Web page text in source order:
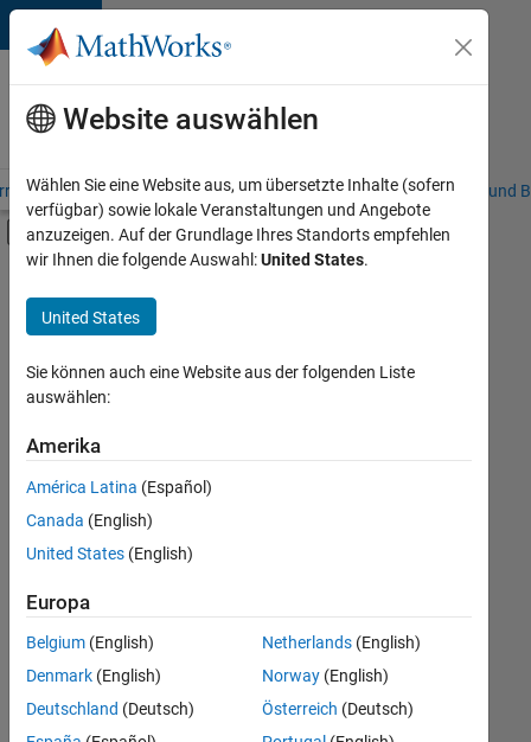
Weiter zum Inhalt
Karriere
bei
MathWorks
– Übersicht Stellensuche Niederlassungen Studierende und
Umschaltung für Off-Canvas-
Hauptinhalt
Product Development
Quality Engineering
Release Engineering
+2
Derzeit
es
keine
offenen
Stellen,
Ihren
Suchkriterien
entsprechen.
können
Website auswählen
Wählen Sie eine Website aus, um übersetzte Inhalte (sofern
verfügbar) sowie lokale Veranstaltungen und Angebote
anzuzeigen. Auf der Grundlage Ihres Standorts empfehlen
wir Ihnen die folgende Auswahl:United States.
United States
Sie können auch eine Website aus der folgenden Liste
auswählen:
Amerika
América Latina (Español)
Canada (English)
United States (English)
Europa
Belgium (English)
Denmark (English)
Deutschland (Deutsch)
Netherlands(English)
Norway(English)
Österreich (Deutsch)